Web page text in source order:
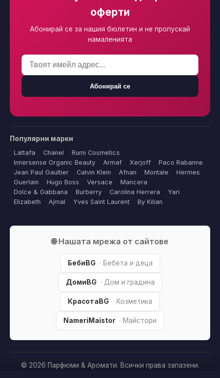
оферти
Абонирай се за нашия бюлетин и не пропускай
намаленията
Абонирай се
Популярни марки
Lattafa Chanel
Rumi Cosmetics
Innersense Organic Beauty
Armaf Xerjoff
Paco Rabanne
Jean Paul Gaultier
Calvin Klein Afnan Montale
Hermes
Guerlain
Hugo Boss Versace
Mancera
Dolce & Gabbana
Burberry Carolina Herrera
Yari
Elizabeth
Ajmal Yves Saint Laurent By Kilian
🌐 Нашата мрежа от сайтове
БебиBG · Бебета и деца
ДомиBG · Дом и градина
КрасотаBG · Козметика
NameriMaistor · Майстори
© 2026 Парфюми & Аромати. Всички права запазени.